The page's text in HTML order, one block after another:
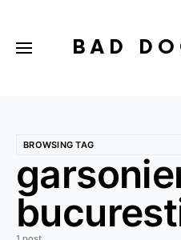
BAD
BROWSING TAG